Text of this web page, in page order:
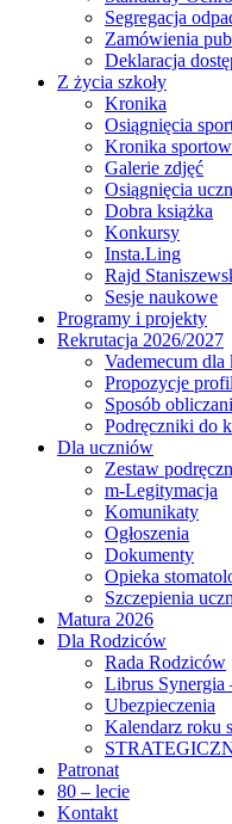
Segregacja
Zamówienia
Deklaracja
Z życia szkoły
Kronika
Osiągnięcia
Kronika
Galerie zdjęć
Osiągnięcia
Dobra książka
Konkursy
Insta.Ling
Rajd
Sesje naukowe
Programy i projekty
Rekrutacja 2026/2027
Vademecum dla
Propozycje
Sposób
Podręczniki do
Dla uczniów
Zestaw
m-Legitymacja
Komunikaty
Ogłoszenia
Dokumenty
Opieka
Szczepienia
Matura 2026
Dla Rodziców
Rada Rodziców
Librus Synergia
Ubezpieczenia
Kalendarz roku
Patronat
80 – lecie
Kontakt